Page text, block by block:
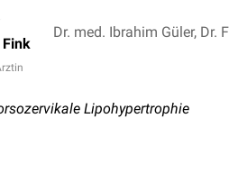
Lipohypertrophie